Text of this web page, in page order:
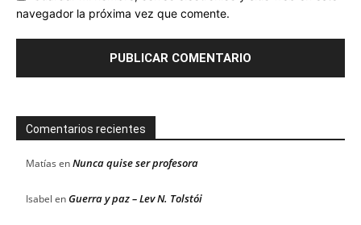
navegador la próxima vez que comente.
Comentarios recientes
Matías enNunca quise ser profesora
Isabel enGuerra y paz – Lev N. Tolstói